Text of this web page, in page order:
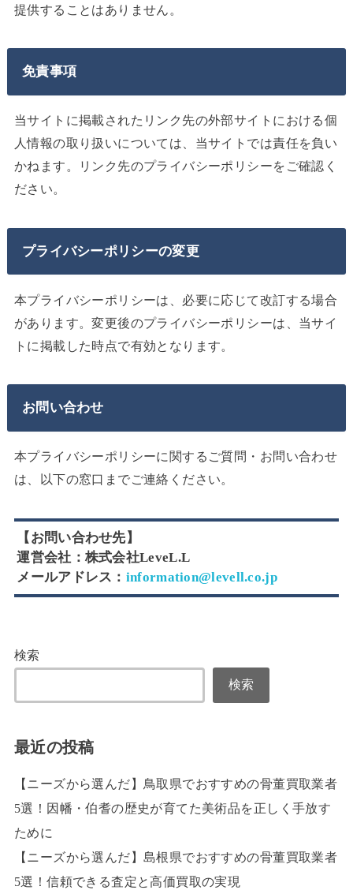
提供することはありません。
免責事項
当サイトに掲載されたリンク先の外部サイトにおける個
人情報の取り扱いについては、当サイトでは責任を負い
かねます。リンク先のプライバシーポリシーをご確認く
ださい。
プライバシーポリシーの変更
本プライバシーポリシーは、必要に応じて改訂する場合
があります。変更後のプライバシーポリシーは、当サイ
トに掲載した時点で有効となります。
お問い合わせ
本プライバシーポリシーに関するご質問・お問い合わせ
は、以下の窓口までご連絡ください。
【お問い合わせ先】
運営会社：株式会社LeveL.L
メールアドレス： information@levell.co.jp
検索
検索
最近の投稿
【ニーズから選んだ】鳥取県でおすすめの骨董買取業者
5選！因幡・伯耆の歴史が育てた美術品を正しく手放す
ために
【ニーズから選んだ】島根県でおすすめの骨董買取業者
5選！信頼できる査定と高価買取の実現